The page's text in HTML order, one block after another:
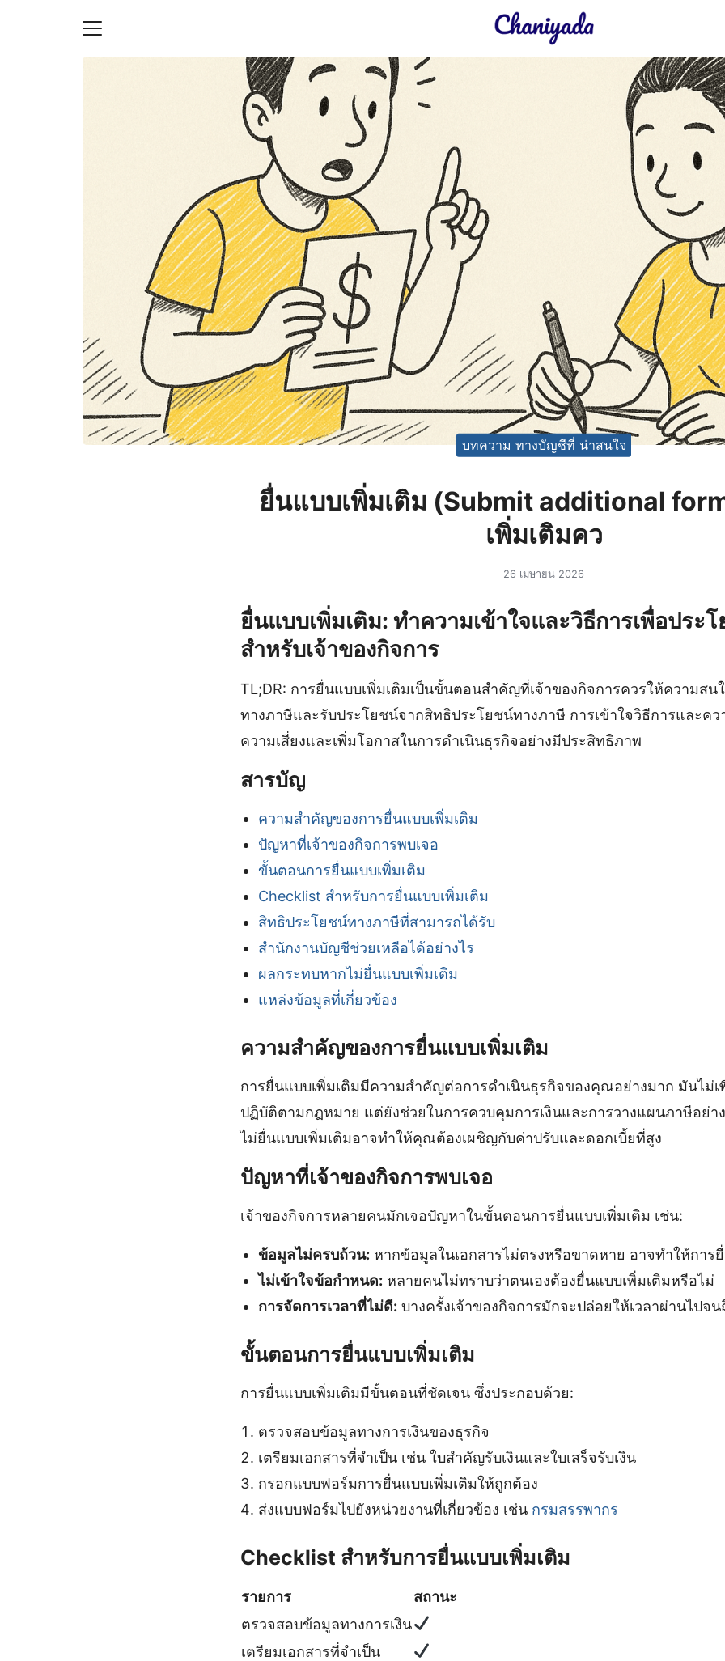
Search
บทความ ทางบัญชีที่ น่าสนใจ
ยื่นแบบเพิ่มเติม (Submit additional
เพิ่มเติมคว
26 เมษายน 2026
ยื่นแบบเพิ่มเติม: ทำความเข้าใจและวิธีการเพื่อประ
สำหรับเจ้าของกิจการ
TL;DR: การยื่นแบบเพิ่มเติมเป็นขั้นตอนสำคัญที่เจ้าของกิจการควรให้ความสน
ทางภาษีและรับประโยชน์จากสิทธิประโยชน์ทางภาษี การเข้าใจวิธีการและค
ความเสี่ยงและเพิ่มโอกาสในการดำเนินธุรกิจอย่างมีประสิทธิภาพ
สารบัญ
ความสำคัญของการยื่นแบบเพิ่มเติม
ปัญหาที่เจ้าของกิจการพบเจอ
ขั้นตอนการยื่นแบบเพิ่มเติม
Checklist สำหรับการยื่นแบบเพิ่มเติม
สิทธิประโยชน์ทางภาษีที่สามารถได้รับ
สำนักงานบัญชีช่วยเหลือได้อย่างไร
ผลกระทบหากไม่ยื่นแบบเพิ่มเติม
แหล่งข้อมูลที่เกี่ยวข้อง
ความสำคัญของการยื่นแบบเพิ่มเติม
การยื่นแบบเพิ่มเติมมีความสำคัญต่อการดำเนินธุรกิจของคุณอย่างมาก มันไม่
ปฏิบัติตามกฎหมาย แต่ยังช่วยในการควบคุมการเงินและการวางแผนภาษีอย่า
ไม่ยื่นแบบเพิ่มเติมอาจทำให้คุณต้องเผชิญกับค่าปรับและดอกเบี้ยที่สูง
ปัญหาที่เจ้าของกิจการพบเจอ
เจ้าของกิจการหลายคนมักเจอปัญหาในขั้นตอนการยื่นแบบเพิ่มเติม เช่น:
ข้อมูลไม่ครบถ้วน: หากข้อมูลในเอกสารไม่ตรงหรือขาดหาย อาจทำให้การ
ไม่เข้าใจข้อกำหนด: หลายคนไม่ทราบว่าตนเองต้องยื่นแบบเพิ่มเติมหรือไม่
การจัดการเวลาที่ไม่ดี: บางครั้งเจ้าของกิจการมักจะปล่อยให้เวลาผ่านไปจ
ขั้นตอนการยื่นแบบเพิ่มเติม
การยื่นแบบเพิ่มเติมมีขั้นตอนที่ชัดเจน ซึ่งประกอบด้วย:
ตรวจสอบข้อมูลทางการเงินของธุรกิจ
เตรียมเอกสารที่จำเป็น เช่น ใบสำคัญรับเงินและใบเสร็จรับเงิน
กรอกแบบฟอร์มการยื่นแบบเพิ่มเติมให้ถูกต้อง
ส่งแบบฟอร์มไปยังหน่วยงานที่เกี่ยวข้อง เช่น กรมสรรพากร
Checklist สำหรับการยื่นแบบเพิ่มเติม
รายการ
สถานะ
ตรวจสอบข้อมูลทางการเงิน
เตรียมเอกสารที่จำเป็น